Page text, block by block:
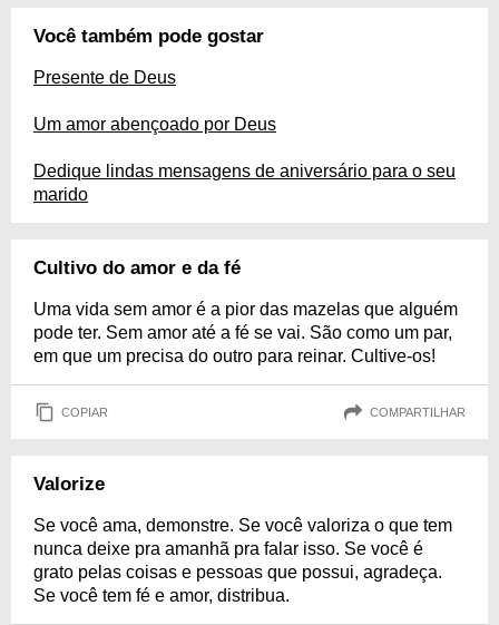
Você também pode gostar
Presente de Deus
Um amor abençoado por Deus
Dedique lindas mensagens de aniversário para o seu
marido
Cultivo do amor e da fé
Uma vida sem amor é a pior das mazelas que alguém
pode ter. Sem amor até a fé se vai. São como um par,
em que um precisa do outro para reinar. Cultive-os!
COPIAR COMPARTILHAR
Valorize
Se você ama, demonstre. Se você valoriza o que tem
nunca deixe pra amanhã pra falar isso. Se você é
grato pelas coisas e pessoas que possui, agradeça.
Se você tem fé e amor, distribua.